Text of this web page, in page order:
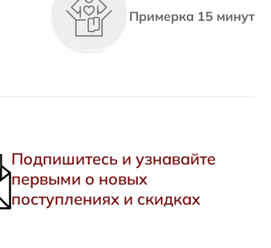
Примерка 15 минут
Подпишитесь и узнавайте
первыми о новых
поступлениях и скидках